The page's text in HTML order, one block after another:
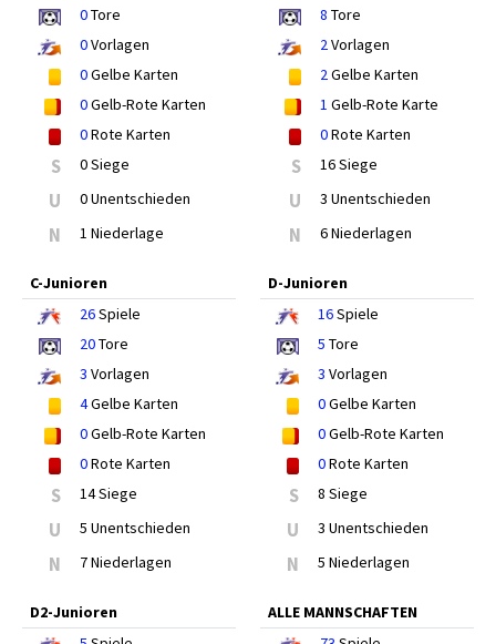
0Tore
0Vorlagen
0Gelbe Karten
0Gelb-Rote Karten
0Rote Karten
S 0 Siege
U 0 Unentschieden
N 1 Niederlage
8 Tore
2Vorlagen
2Gelbe Karten
1 Gelb-Rote Karte
0Rote Karten
S 16 Siege
U 3 Unentschieden
N 6 Niederlagen
C-Junioren
26Spiele
20Tore
3 Vorlagen
4Gelbe Karten
0Gelb-Rote Karten
0Rote Karten
S 14 Siege
U 5 Unentschieden
N 7 Niederlagen
D-Junioren
16Spiele
5 Tore
3 Vorlagen
0Gelbe Karten
0Gelb-Rote Karten
0Rote Karten
S 8 Siege
U 3 Unentschieden
N 5 Niederlagen
D2-Junioren
ALLE MANNSCHAFTEN